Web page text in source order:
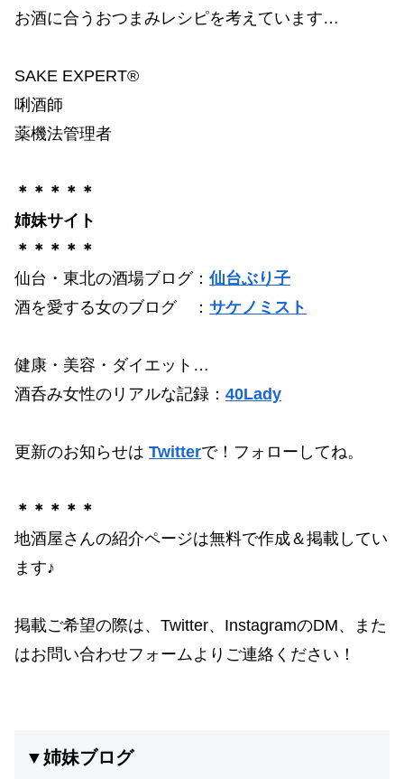
お酒に合うおつまみレシピを考えています…
SAKE EXPERT®
唎酒師
薬機法管理者
＊＊＊＊＊
姉妹サイト
＊＊＊＊＊
仙台・東北の酒場ブログ： 仙台ぶり子
酒を愛する女のブログ ： サケノミスト
健康・美容・ダイエット…
酒呑み女性のリアルな記録： 40Lady
更新のお知らせは Twitterで！フォローしてね。
＊＊＊＊＊
地酒屋さんの紹介ページは無料で作成＆掲載してい
ます♪
掲載ご希望の際は、Twitter、InstagramのDM、また
はお問い合わせフォームよりご連絡ください！
▼姉妹ブログ